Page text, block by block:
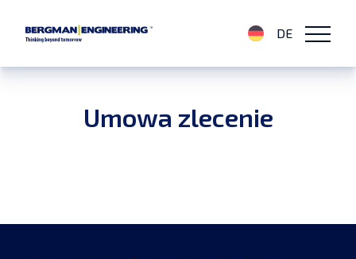
DE
Umowa zlecenie